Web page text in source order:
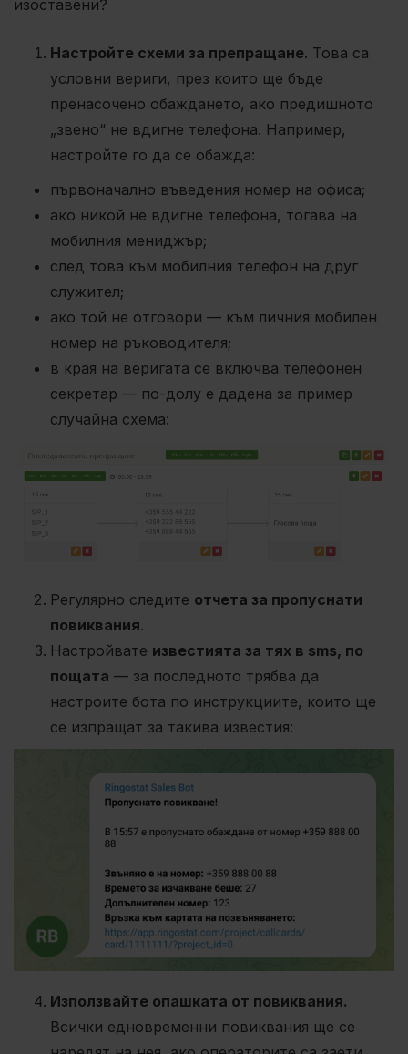
изоставени?
Настройте схеми за препращане. Това са
условни вериги, през които ще бъде
пренасочено обаждането, ако предишното
„звено“ не вдигне телефона. Например,
настройте го да се обажда:
първоначално въведения номер на офиса;
ако никой не вдигне телефона, тогава на
мобилния мениджър;
след това към мобилния телефон на друг
служител;
ако той не отговори — към личния мобилен
номер на ръководителя;
в края на веригата се включва телефонен
секретар — по-долу е дадена за пример
случайна схема:
Регулярно следите отчета за пропуснати
повиквания.
Настройвате известията за тях в sms, по
пощата — за последното трябва да
настроите бота по инструкциите, които ще
се изпращат за такива известия:
Използвайте опашката от повиквания.
Всички едновременни повиквания ще се